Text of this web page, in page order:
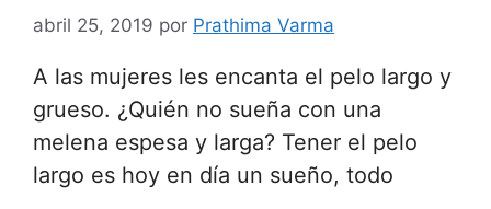
abril 25, 2019 por Prathima Varma
A las mujeres les encanta el pelo largo y
grueso. ¿Quién no sueña con una
melena espesa y larga? Tener el pelo
largo es hoy en día un sueño, todo